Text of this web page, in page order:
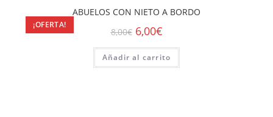
¡OFERTA!
ABUELOS CON NIETO A BORDO
8,00€ 6,00€
Añadir al carrito